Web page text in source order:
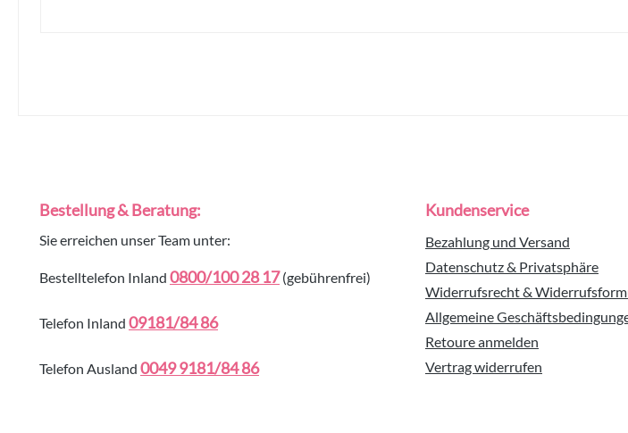
Bestellung & Beratung:
Sie erreichen unser Team unter:
Bestelltelefon Inland 0800/100 28 17(gebührenfrei)
Telefon Inland 09181/84 86
Telefon Ausland 0049 9181/84 86
Kundenservice
Bezahlung und Versand
Datenschutz & Privatsphäre
Widerrufsrecht &
Allgemeine
Retoure anmelden
Vertrag widerrufen